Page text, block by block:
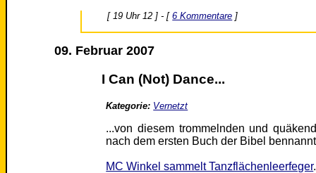
[ 19 Uhr 12 ] - [6 Kommentare ]
09. Februar 2007
I Can (Not) Dance...
Kategorie: Vernetzt
...von diesem trommelnden und
nach dem ersten Buch der Bibel
MC Winkel sammelt Tanzflächenleerfeger.